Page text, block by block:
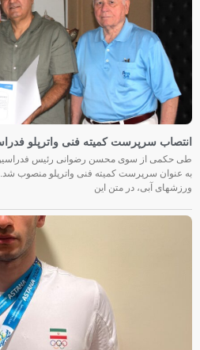
انتصاب سرپرست کمیته فنی واترپلو
طی حکمی از سوی محسن رضوانی رئیس
به عنوان سرپرست کمیته فنی واترپلو منصوب
ورزشهای آبی، در متن این